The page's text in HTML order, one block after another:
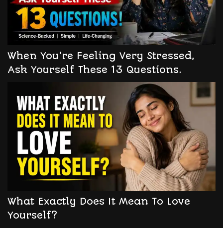
When You’re Feeling Very Stressed,
Ask Yourself These 13 Questions.
What Exactly Does It Mean To Love
Yourself?